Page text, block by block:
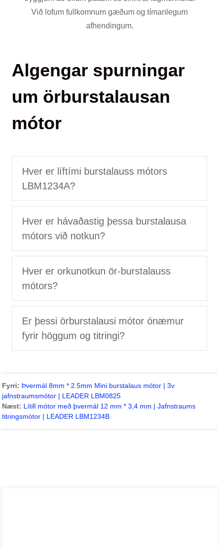
Við lofum fullkomnum gæðum og tímanlegum
afhendingum.
Algengar spurningar
um örburstalausan
mótor
Hver er líftími burstalauss mótors
LBM1234A?
Hver er hávaðastig þessa burstalausa
mótors við notkun?
Hver er orkunotkun ör-burstalauss
mótors?
Er þessi örburstalausi mótor ónæmur
fyrir höggum og titringi?
Fyrri: Þvermál 8mm * 2.5mm Mini burstalaus mótor | 3v
jafnstraumsmótor | LEADER LBM0825
Næst: Lítill mótor með þvermál 12 mm * 3,4 mm | Jafnstraums
titringsmótor | LEADER LBM1234B